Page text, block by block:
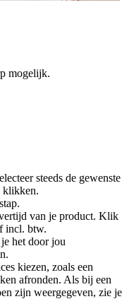
mogelijk.
steeds de gewenste
klikken.
van je product. Klik
incl. btw.
het door jou
kiezen, zoals een
afronden. Als bij een
zijn weergegeven, zie je